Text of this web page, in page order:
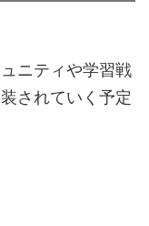
ニティや学習戦
されていく予定